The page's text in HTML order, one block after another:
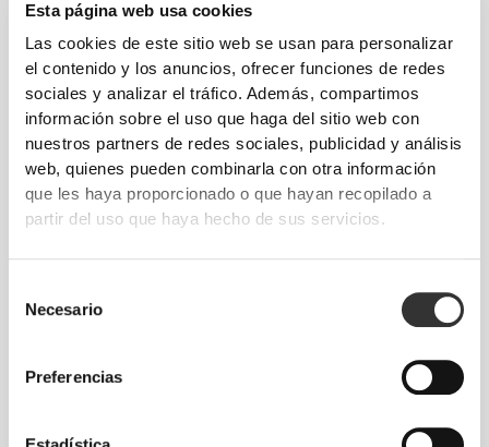
Esta página web usa cookies
Las cookies de este sitio web se usan para personalizar
el contenido y los anuncios, ofrecer funciones de redes
sociales y analizar el tráfico. Además, compartimos
información sobre el uso que haga del sitio web con
nuestros partners de redes sociales, publicidad y análisis
web, quienes pueden combinarla con otra información
que les haya proporcionado o que hayan recopilado a
partir del uso que haya hecho de sus servicios.
Necesario
Preferencias
Nuestra tecnología de punto transpirable
circulación del aire